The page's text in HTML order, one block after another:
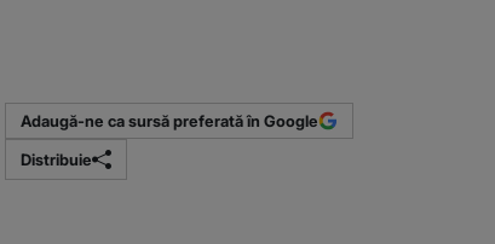
Adaugă-ne ca sursă preferată în Google
Distribuie